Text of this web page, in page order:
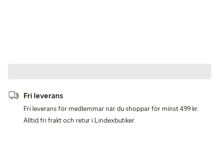
Fri leverans
Fri leverans för medlemmar när du shoppar för minst 499 kr.
Alltid fri frakt och retur i Lindexbutiker.